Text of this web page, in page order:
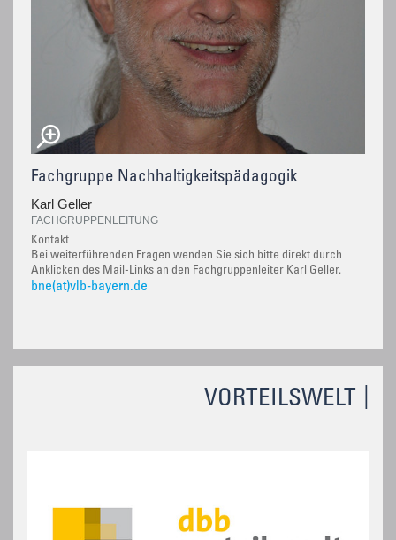
VORTEILSWELT
Fachgruppe Nachhaltigkeitspädagogik
Karl Geller
FACHGRUPPENLEITUNG
Kontakt
Bei weiterführenden Fragen wenden Sie sich bitte direkt durch
Anklicken des Mail-Links an den Fachgruppenleiter Karl Geller.
bne(at)vlb-bayern.de